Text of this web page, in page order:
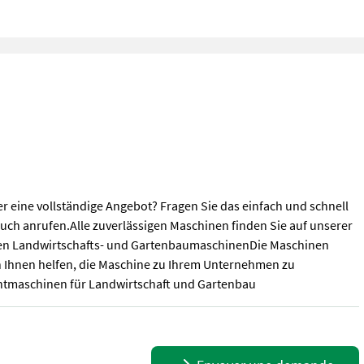
vollständige Angebot? Fragen Sie das einfach und schnell
anrufen.Alle zuverlässigen Maschinen finden Sie auf unserer
Landwirtschafts- und GartenbaumaschinenDie Maschinen
helfen, die Maschine zu Ihrem Unternehmen zu
für Landwirtschaft und Gartenbau
eine vollständige Angebot? Fragen Sie das einfach und